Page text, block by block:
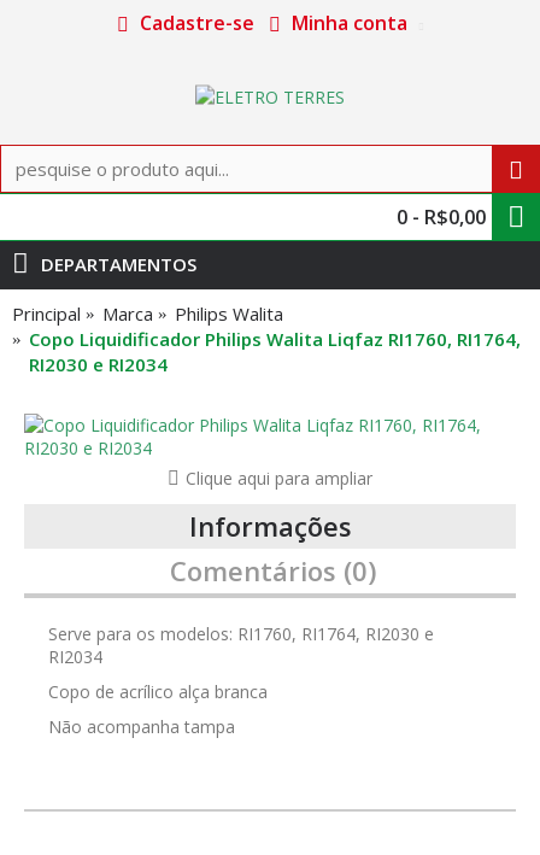
Cadastre-se Minha conta
0 - R$0,00
DEPARTAMENTOS
Principal Marca
Philips Walita
Copo Liquidificador Philips Walita Liqfaz RI1760, RI1764,
RI2030 e RI2034
Clique aqui para ampliar
Informações
Comentários (0)
Serve para os modelos: RI1760, RI1764, RI2030 e
RI2034
Copo de acrílico alça branca
Não acompanha tampa